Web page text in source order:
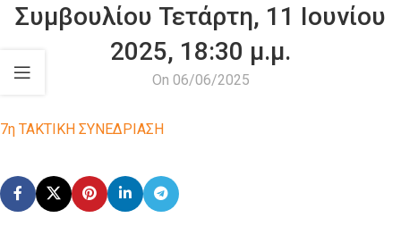
Συμβουλίου Τετάρτη, 11 Ιουνίου
2025, 18:30 μ.μ.
On 06/06/2025
7η ΤΑΚΤΙΚΗ ΣΥΝΕΔΡΙΑΣΗ